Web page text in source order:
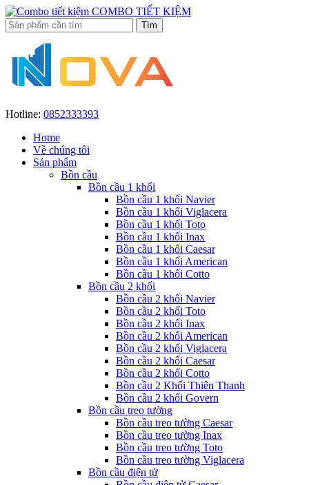
COMBO TIẾT KIỆM
Hotline: 0852333393
Home
Về chúng tôi
Sản phẩm
Bồn cầu
Bồn cầu 1 khối
Bồn cầu 1 khối Navier
Bồn cầu 1 khối Viglacera
Bồn cầu 1 khối Toto
Bồn cầu 1 khối Inax
Bồn cầu 1 khối Caesar
Bồn cầu 1 khối American
Bồn cầu 1 khối Cotto
Bồn cầu 2 khối
Bồn cầu 2 khối Navier
Bồn cầu 2 khối Toto
Bồn cầu 2 khối Inax
Bồn cầu 2 khối American
Bồn cầu 2 khối Viglacera
Bồn cầu 2 khối Caesar
Bồn cầu 2 khối Cotto
Bồn cầu 2 Khối Thiên Thanh
Bồn cầu 2 khối Govern
Bồn cầu treo tường
Bồn cầu treo tường Caesar
Bồn cầu treo tường Inax
Bồn cầu treo tường Toto
Bồn cầu treo tường Viglacera
Bồn cầu điện tử